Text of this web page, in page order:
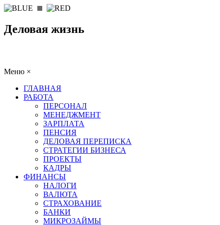
Деловая жизнь
Меню ×
ГЛАВНАЯ
РАБОТА
ПЕРСОНАЛ
МЕНЕДЖМЕНТ
ЗАРПЛАТА
ПЕНСИЯ
ДЕЛОВАЯ ПЕРЕПИСКА
СТРАТЕГИИ БИЗНЕСА
ПРОЕКТЫ
КАДРЫ
ФИНАНСЫ
НАЛОГИ
ВАЛЮТА
СТРАХОВАНИЕ
БАНКИ
МИКРОЗАЙМЫ